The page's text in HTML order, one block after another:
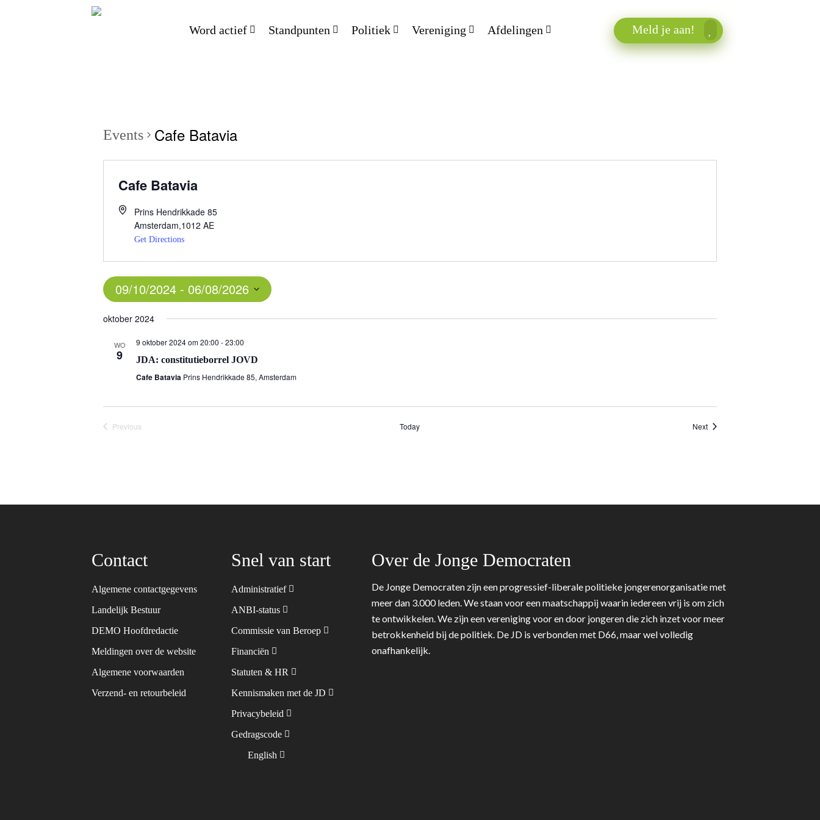
Word actief Standpunten Politiek Vereniging Afdelingen Meld je aan!
Events Cafe Batavia
Cafe Batavia
Prins Hendrikkade 85
Amsterdam,1012 AE
Get Directions
09/10/2024 - 06/08/2026
date.
oktober 2024
WO
9
9 oktober 2024 om 20:00 -23:00
JDA: constitutieborrel JOVD
Cafe Batavia Prins Hendrikkade 85, Amsterdam
Previous
Today NextEvents
Contact
Algemene contactgegevens
Landelijk Bestuur
DEMO Hoofdredactie
Meldingen over de website
Algemene voorwaarden
Verzend- en retourbeleid
Snel van start
Administratief
ANBI-status
Commissie van Beroep
Financiën
Statuten & HR
Kennismaken met de JD
Privacybeleid
Gedragscode
English
Over de Jonge Democraten
De Jonge Democraten zijn een progressief-liberale politieke jongerenorganisatie met
meer dan 3.000 leden. We staan voor een maatschappij waarin iedereen vrij is om zich
te ontwikkelen. We zijn een vereniging voor en door jongeren die zich inzet voor meer
betrokkenheid bij de politiek. De JD is verbonden met D66, maar wel volledig
onafhankelijk.